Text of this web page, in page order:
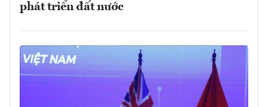
phát triển đất nước